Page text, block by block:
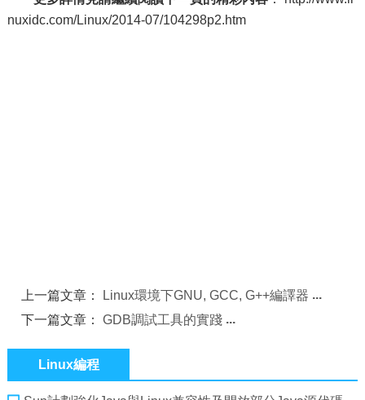
nuxidc.com/Linux/2014-07/104298p2.htm
上一篇文章：
Linux環境下GNU, GCC, G++編譯器
下一篇文章：GDB調試工具的實踐
Linux編程